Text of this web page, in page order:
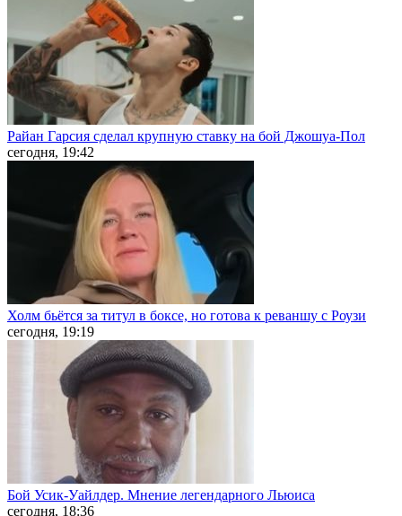
Райан Гарсия сделал крупную ставку на бой Джошуа-Пол
сегодня, 19:42
Холм бьётся за титул в боксе, но готова к реваншу с Роузи
сегодня, 19:19
Бой Усик-Уайлдер. Мнение легендарного Льюиса
сегодня, 18:36